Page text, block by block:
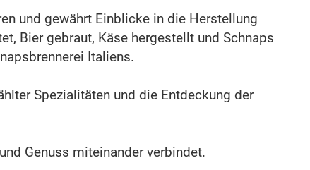
und gewährt Einblicke in die Herstellung
Bier gebraut, Käse hergestellt und Schnaps
Italiens.
Spezialitäten und die Entdeckung der
Genuss miteinander verbindet.